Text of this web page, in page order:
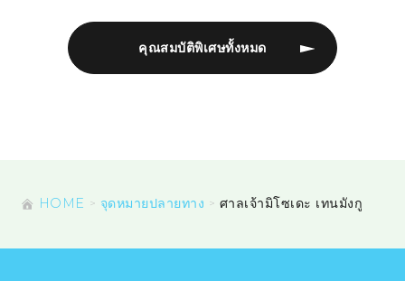
คุณสมบัติพิเศษทั้งหมด
HOME จุดหมายปลายทาง ศาลเจ้ามิโซเดะ เทนมังกู